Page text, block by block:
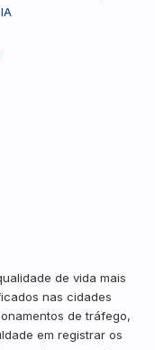
de vida mais
nas cidades
de tráfego,
em registrar os